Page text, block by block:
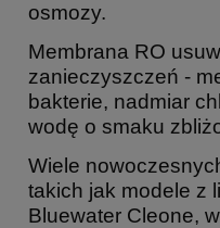
osmozy.
Membrana RO
zanieczyszczeń -
bakterie, nadmiar
wodę o smaku
Wiele
takich jak modele z
Bluewater Cleone,